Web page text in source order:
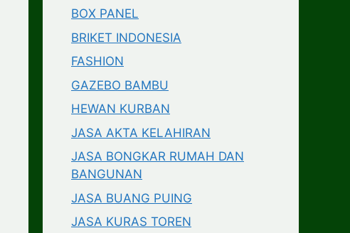
BOX PANEL
BRIKET INDONESIA
FASHION
GAZEBO BAMBU
HEWAN KURBAN
JASA AKTA KELAHIRAN
JASA BONGKAR RUMAH DAN
BANGUNAN
JASA BUANG PUING
JASA KURAS TOREN